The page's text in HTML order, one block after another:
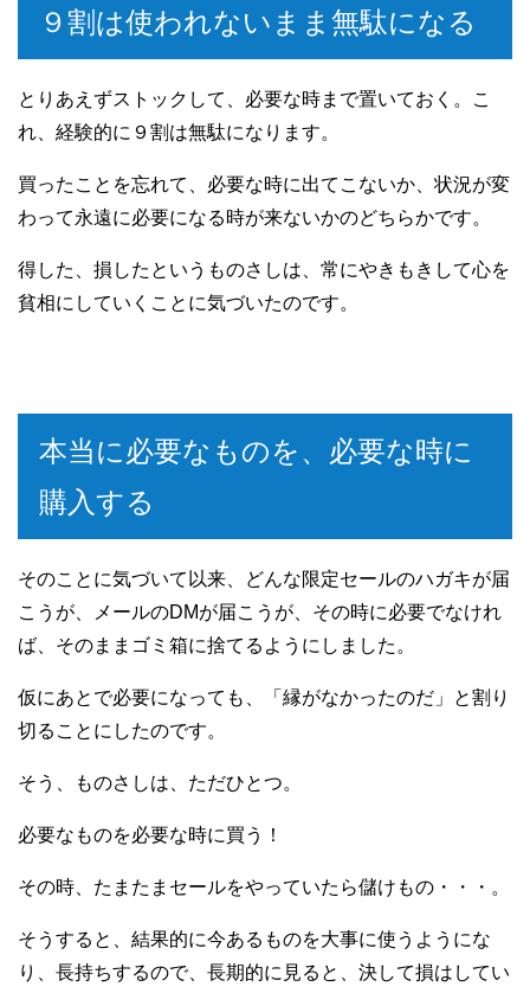
９割は使われないまま無駄になる
とりあえずストックして、必要な時まで置いておく。こ
れ、経験的に９割は無駄になります。
買ったことを忘れて、必要な時に出てこないか、状況が変
わって永遠に必要になる時が来ないかのどちらかです。
得した、損したというものさしは、常にやきもきして心を
貧相にしていくことに気づいたのです。
本当に必要なものを、必要な時に
購入する
そのことに気づいて以来、どんな限定セールのハガキが届
こうが、メールのDMが届こうが、その時に必要でなけれ
ば、そのままゴミ箱に捨てるようにしました。
仮にあとで必要になっても、「縁がなかったのだ」と割り
切ることにしたのです。
そう、ものさしは、ただひとつ。
必要なものを必要な時に買う！
その時、たまたまセールをやっていたら儲けもの・・・。
そうすると、結果的に今あるものを大事に使うようにな
り、長持ちするので、長期的に見ると、決して損はしてい